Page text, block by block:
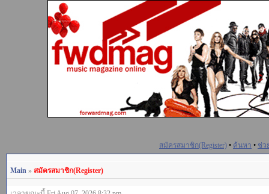
สมัครสมาชิก(Register) • ค้นหา • ช่ว
Main » สมัครสมาชิก(Register)